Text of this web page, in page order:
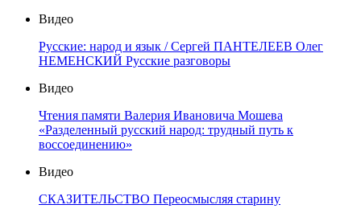
Видео
Русские: народ и язык / Сергей ПАНТЕЛЕЕВ Олег
НЕМЕНСКИЙ Русские разговоры
Видео
Чтения памяти Валерия Ивановича Мошева
«Разделенный русский народ: трудный путь к
воссоединению»
Видео
СКАЗИТЕЛЬСТВО Переосмысляя старину